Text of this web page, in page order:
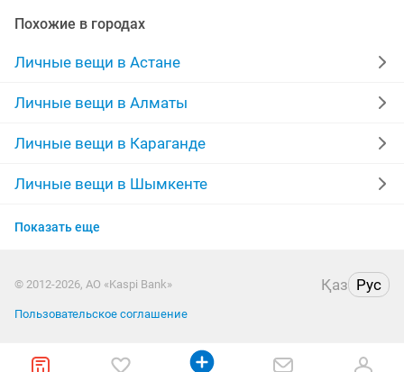
золотые цепочки свадебное платье
серьги золотые сумка
часы мужские футболки
сумки женские
Похожие в городах
Личные вещи в Астане
Личные вещи в Алматы
Личные вещи в Караганде
Личные вещи в Шымкенте
Личные вещи в Усть-Каменогорске
Личные вещи в Актау
Личные вещи в Павлодаре
Показать еще
© 2012-2026, АО «Kaspi Bank» Қаз Рус
Пользовательское соглашение